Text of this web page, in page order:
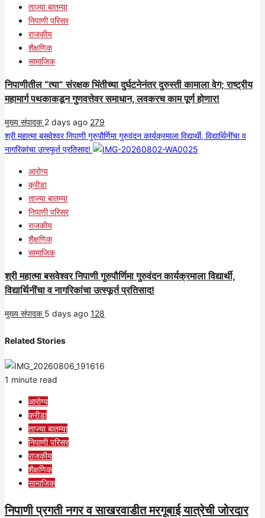
ताज्या बातम्या
निपाणी परिसर
राजकीय
शैक्षणिक
सामाजिक
निपाणीतील “त्या” संरक्षक भिंतीच्या दुर्घटनेनंतर दुरुस्ती कामाला वेग; राष्ट्रीय
महामार्ग पथकाकडून गुणवत्तेवर समाधान, लवकरच काम पूर्ण होणार!
मुख्य संपादक 2 days ago 279
श्री महात्मा बसवेश्वर निपाणी गुरुपौर्णिमा गुरुवंदन कार्यक्रमाला विद्यार्थी, विद्यार्थिनींचा व
नागरिकांचा उत्स्फूर्त प्रतिसाद!
आरोग्य
क्रीडा
ताज्या बातम्या
निपाणी परिसर
राजकीय
शैक्षणिक
सामाजिक
श्री महात्मा बसवेश्वर निपाणी गुरुपौर्णिमा गुरुवंदन कार्यक्रमाला विद्यार्थी,
विद्यार्थिनींचा व नागरिकांचा उत्स्फूर्त प्रतिसाद!
मुख्य संपादक 5 days ago 128
Related Stories
1 minute read
आरोग्य
क्रीडा
ताज्या बातम्या
निपाणी परिसर
राजकीय
शैक्षणिक
सामाजिक
निपाणी प्रगती नगर व साखरवाडीत मरगूबाई यात्रेची जोरदार